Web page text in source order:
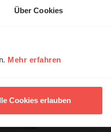
Über Cookies
Mehr erfahren
Cookies erlauben